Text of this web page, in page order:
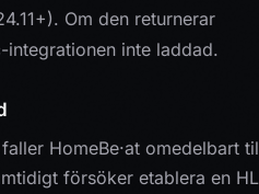
Om den returnerar
inte laddad.
HomeBe·at omedelbart
försöker etablera en